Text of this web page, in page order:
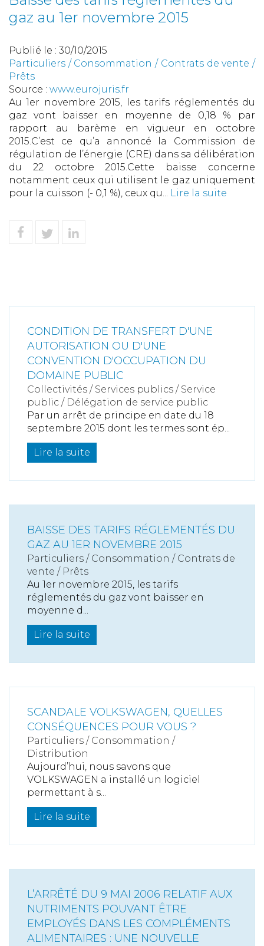
gaz au 1er novembre 2015
Publié le : 30/10/2015
Particuliers / Consommation / Contrats de vente /
Prêts
Source : www.eurojuris.fr
Au 1er novembre 2015, les tarifs réglementés du
gaz vont baisser en moyenne de 0,18 % par
rapport au barème en vigueur en octobre
2015.C’est ce qu’a annoncé la Commission de
régulation de l’énergie (CRE) dans sa délibération
du 22 octobre 2015.Cette baisse concerne
notamment ceux qui utilisent le gaz uniquement
pour la cuisson (- 0,1 %), ceux qu... Lire la suite
CONDITION DE TRANSFERT D'UNE
AUTORISATION OU D'UNE
CONVENTION D'OCCUPATION DU
DOMAINE PUBLIC
Collectivités / Services publics / Service
public / Délégation de service public
Par un arrêt de principe en date du 18
septembre 2015 dont les termes sont ép...
Lire la suite
BAISSE DES TARIFS RÉGLEMENTÉS DU
GAZ AU 1ER NOVEMBRE 2015
Particuliers / Consommation / Contrats de
vente / Prêts
Au 1er novembre 2015, les tarifs
réglementés du gaz vont baisser en
moyenne d...
Lire la suite
SCANDALE VOLKSWAGEN, QUELLES
CONSÉQUENCES POUR VOUS ?
Particuliers / Consommation /
Distribution
Aujourd’hui, nous savons que
VOLKSWAGEN a installé un logiciel
permettant à s...
Lire la suite
L’ARRÊTÉ DU 9 MAI 2006 RELATIF AUX
NUTRIMENTS POUVANT ÊTRE
EMPLOYÉS DANS LES COMPLÉMENTS
ALIMENTAIRES : UNE NOUVELLE